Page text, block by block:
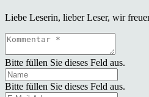
Liebe Leserin, lieber Leser, wir
Bitte füllen Sie dieses Feld aus.
Bitte füllen Sie dieses Feld aus.